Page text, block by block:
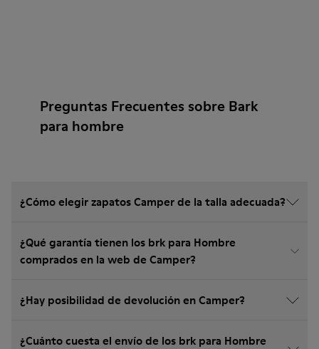
Preguntas Frecuentes sobre Bark
para hombre
¿Cómo elegir zapatos Camper de la talla adecuada?
¿Qué garantía tienen los brk para Hombre
comprados en la web de Camper?
¿Hay posibilidad de devolución en Camper?
¿Cuánto cuesta el envío de los brk para Hombre